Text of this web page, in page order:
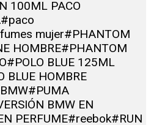
100ML PACO
#paco
mujer#PHANTOM
HOMBRE#PHANTOM
#POLO BLUE 125ML
BLUE HOMBRE
#PUMA
BMW EN
PERFUME#reebok#RUN